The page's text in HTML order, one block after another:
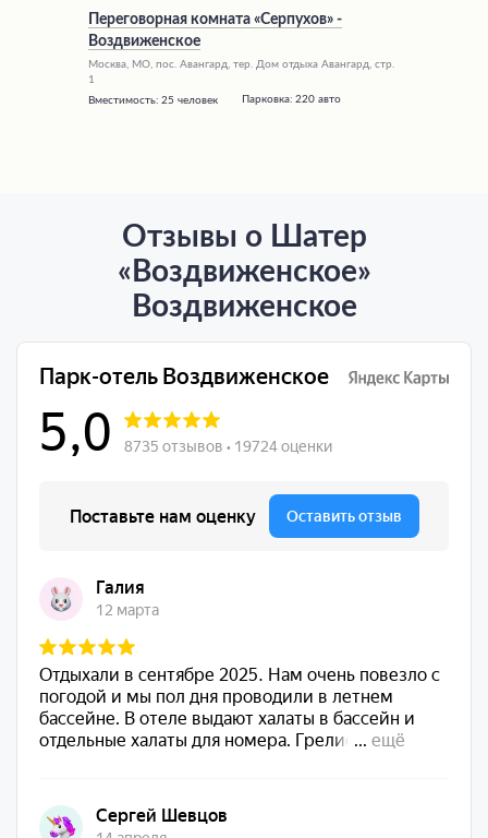
Переговорная комната «Серпухов» -
Воздвиженское
Москва, МО, пос. Авангард, тер. Дом отдыха Авангард, стр.
1
Вместимость: 25 человек Парковка: 220 авто
Отзывы о Шатер
«Воздвиженское»
Воздвиженское